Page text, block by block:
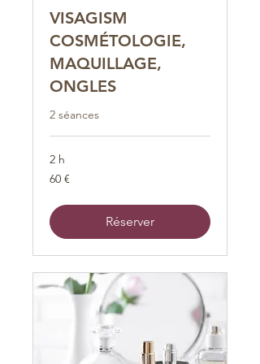
VISAGISM
COSMÉTOLOGIE,
MAQUILLAGE,
ONGLES
2 séances
2 h
60
euros
60 €
Réserver